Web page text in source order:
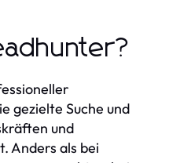
gezielte Suche und
und
Anders als bei